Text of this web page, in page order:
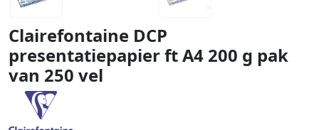
Clairefontaine DCP
presentatiepapier ft A4 200 g pak
van 250 vel